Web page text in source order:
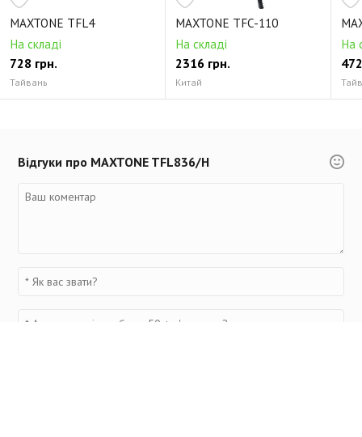
MAXTONE TFL4
На складі
728 грн.
Тайвань
MAXTONE TFC-110
На складі
2316 грн.
Китай
На
Відгуки про MAXTONE TFL836/H